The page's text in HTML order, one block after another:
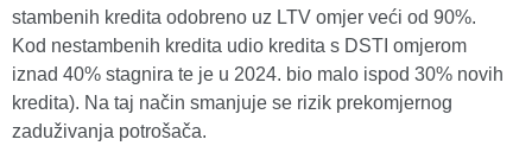
stambenih kredita odobreno uz LTV omjer veći od 90%.
Kod nestambenih kredita udio kredita s DSTI omjerom
iznad 40% stagnira te je u 2024. bio malo ispod 30% novih
kredita). Na taj način smanjuje se rizik prekomjernog
zaduživanja potrošača.